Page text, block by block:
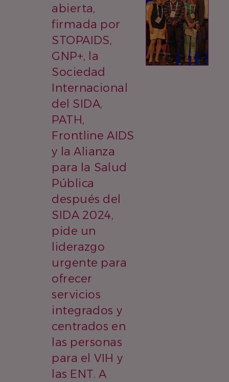
abierta,
firmada por
STOPAIDS,
GNP+, la
Sociedad
Internacional
del SIDA,
PATH,
Frontline AIDS
y la Alianza
para la Salud
Pública
después del
SIDA 2024,
pide un
liderazgo
urgente para
ofrecer
servicios
integrados y
centrados en
las personas
para el VIH y
las ENT. A